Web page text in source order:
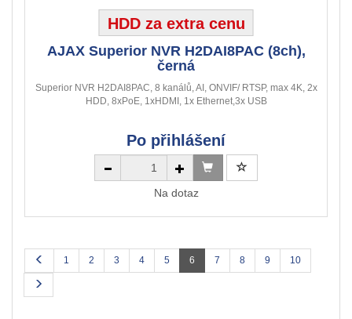
HDD za extra cenu
AJAX Superior NVR H2DAI8PAC (8ch),
černá
Superior NVR H2DAI8PAC, 8 kanálů, AI, ONVIF/ RTSP, max 4K, 2x
HDD, 8xPoE, 1xHDMI, 1x Ethernet,3x USB
Po přihlášení
Na dotaz
1 2 3 4 5 6 7 8 9 10